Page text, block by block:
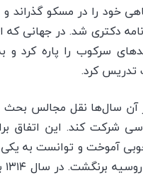
خود را در مسکو گذراند و
دکتری شد. در جهانی که
سرکوب را پاره کرد
تدریس کرد.
آن‌ سال‌ها نقل مجالس
شرکت کند. این اتفاق
آموخت و توانست به